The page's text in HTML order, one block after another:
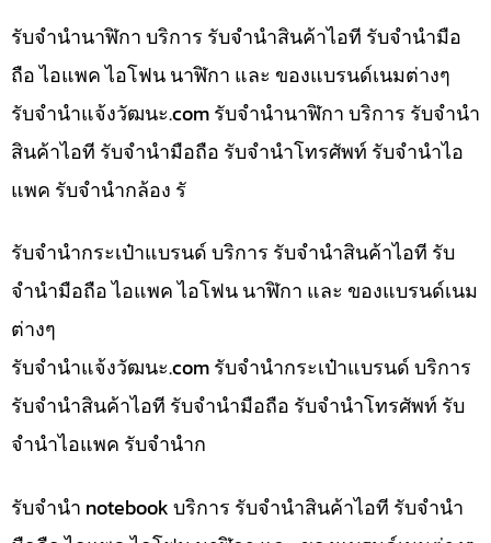
รับจำนำนาฬิกา บริการ รับจำนำสินค้าไอที รับจำนำมือ
ถือ ไอแพค ไอโฟน นาฬิกา และ ของแบรนด์เนมต่างๆ
รับจํานําแจ้งวัฒนะ.com รับจำนำนาฬิกา บริการ รับจำนำ
สินค้าไอที รับจำนำมือถือ รับจำนำโทรศัพท์ รับจำนำไอ
แพค รับจำนำกล้อง รั
รับจำนำกระเป๋าแบรนด์ บริการ รับจำนำสินค้าไอที รับ
จำนำมือถือ ไอแพค ไอโฟน นาฬิกา และ ของแบรนด์เนม
ต่างๆ
รับจํานําแจ้งวัฒนะ.com รับจำนำกระเป๋าแบรนด์ บริการ
รับจำนำสินค้าไอที รับจำนำมือถือ รับจำนำโทรศัพท์ รับ
จำนำไอแพค รับจำนำก
รับจำนำ notebook บริการ รับจำนำสินค้าไอที รับจำนำ